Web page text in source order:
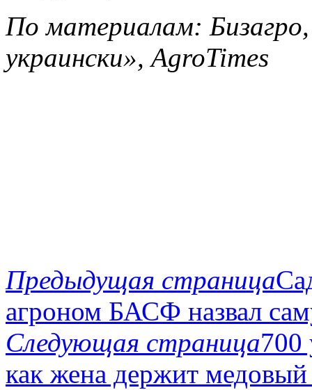
По материалам:
украински», AgroTimes
Предыдущая страница
агроном БАСФ назвал
Следующая страница700
как жена держит медовый